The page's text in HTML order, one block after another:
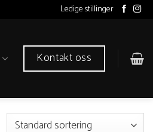
Ledige stillinger
Kontakt oss